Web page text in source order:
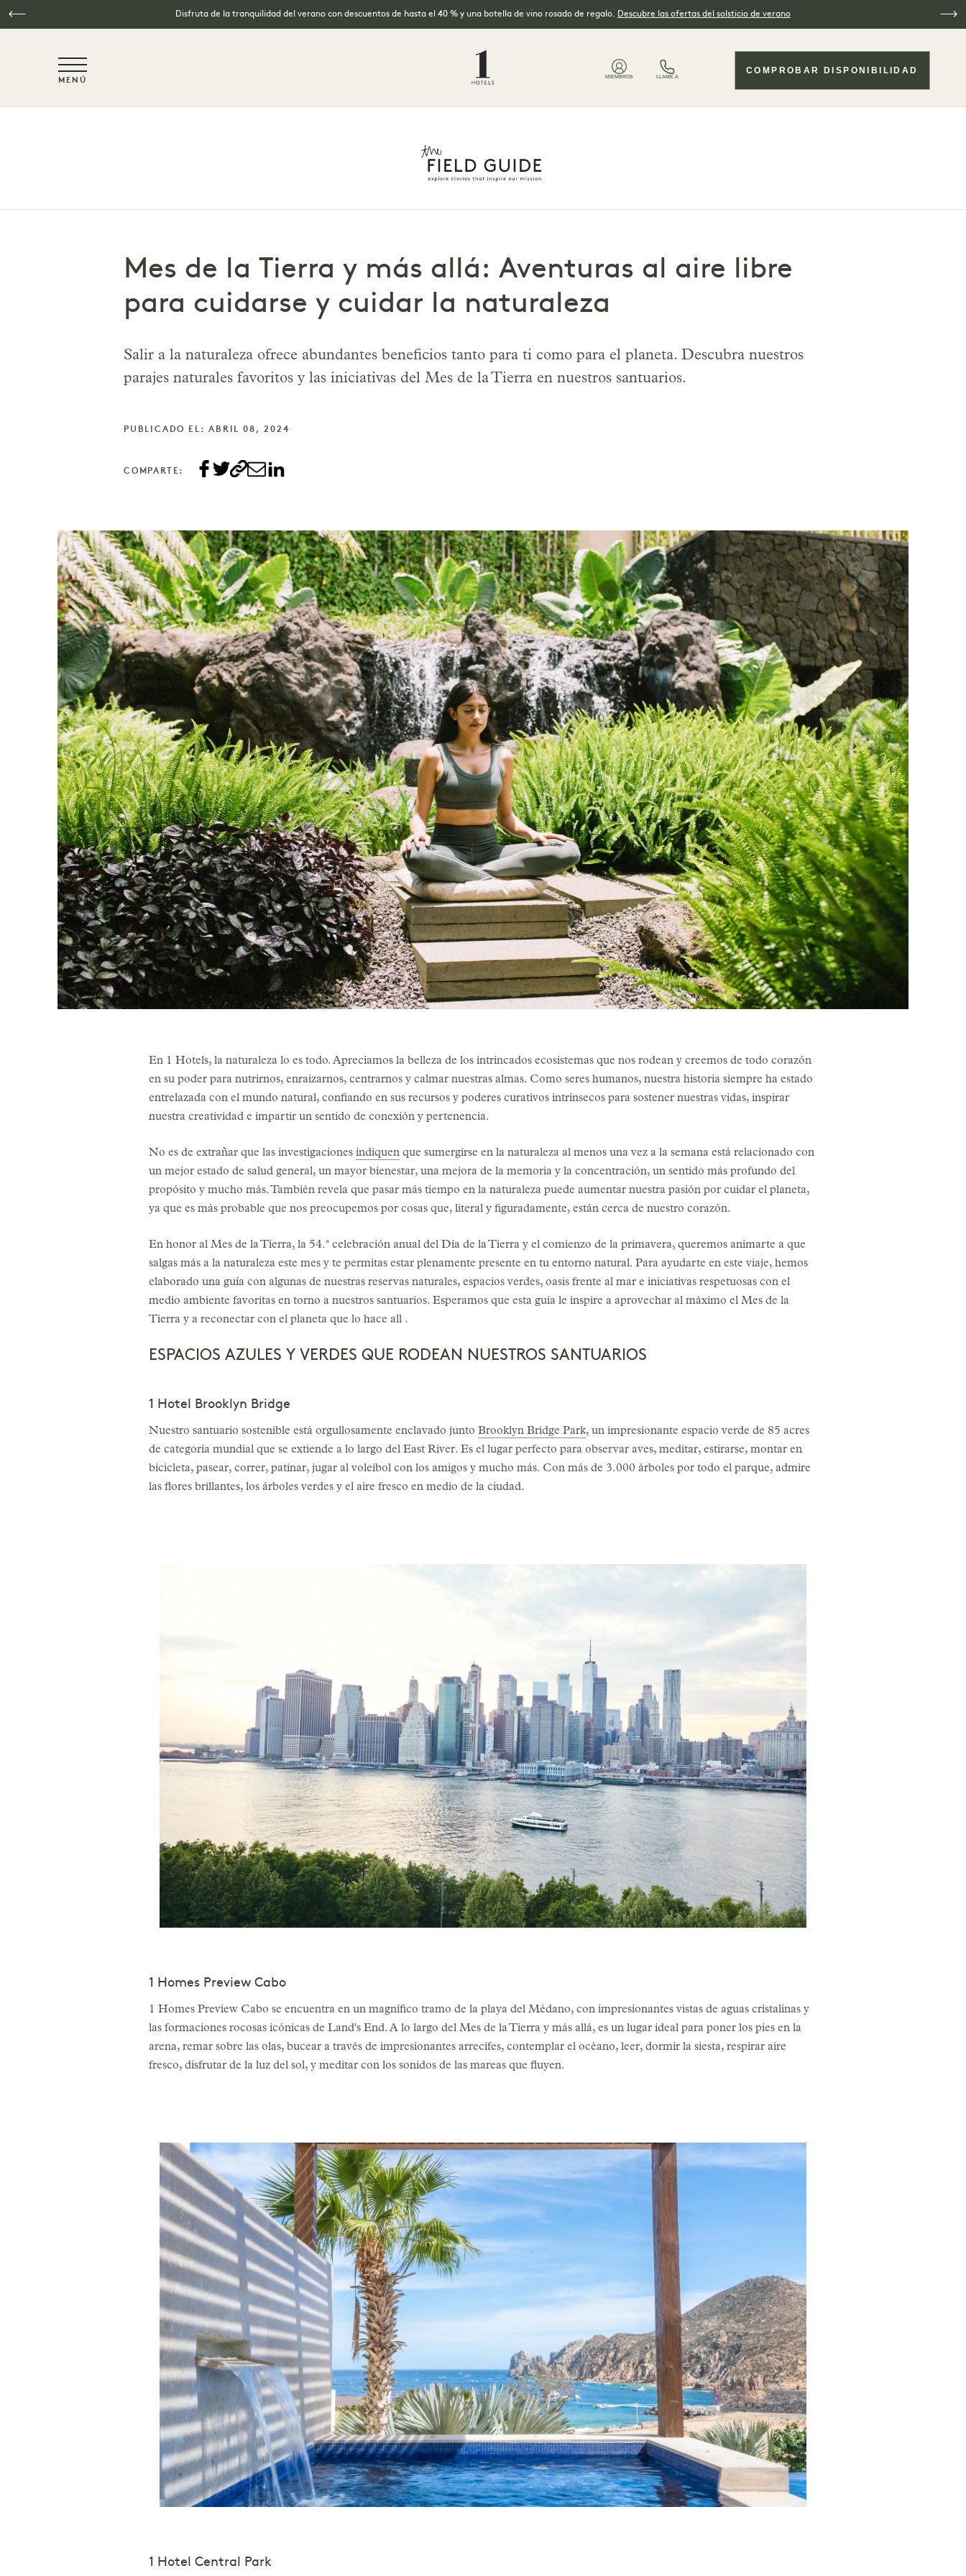
Disfruta de la tranquilidad del verano con descuentos de hasta el 40 % y una botella de vino rosado de regalo. Descubre las ofertas del solsticio de verano
NaN / 6
MENÚ MIEMBROS LLAME A
COMPROBAR DISPONIBILIDAD
Mes de la Tierra y más allá: Aventuras al aire libre
para cuidarse y cuidar la naturaleza
Salir a la naturaleza ofrece abundantes beneficios tanto para ti como para el planeta. Descubra nuestros
parajes naturales favoritos y las iniciativas del Mes de la Tierra en nuestros santuarios.
PUBLICADO EL: ABRIL 08, 2024
COMPARTE:
En 1 Hotels, la naturaleza lo es todo. Apreciamos la belleza de los intrincados ecosistemas que nos rodean y creemos de todo corazón
en su poder para nutrirnos, enraizarnos, centrarnos y calmar nuestras almas. Como seres humanos, nuestra historia siempre ha estado
entrelazada con el mundo natural, confiando en sus recursos y poderes curativos intrínsecos para sostener nuestras vidas, inspirar
nuestra creatividad e impartir un sentido de conexión y pertenencia.
No es de extrañar que las investigaciones indiquen que sumergirse en la naturaleza al menos una vez a la semana está relacionado con
un mejor estado de salud general, un mayor bienestar, una mejora de la memoria y la concentración, un sentido más profundo del
propósito y mucho más. También revela que pasar más tiempo en la naturaleza puede aumentar nuestra pasión por cuidar el planeta,
ya que es más probable que nos preocupemos por cosas que, literal y figuradamente, están cerca de nuestro corazón.
En honor al Mes de la Tierra, la 54.ª celebración anual del Día de la Tierra y el comienzo de la primavera, queremos animarte a que
salgas más a la naturaleza este mes y te permitas estar plenamente presente en tu entorno natural. Para ayudarte en este viaje, hemos
elaborado una guía con algunas de nuestras reservas naturales, espacios verdes, oasis frente al mar e iniciativas respetuosas con el
medio ambiente favoritas en torno a nuestros santuarios. Esperamos que esta guía le inspire a aprovechar al máximo el Mes de la
Tierra y a reconectar con el planeta que lo hace all .
ESPACIOS AZULES Y VERDES QUE RODEAN NUESTROS SANTUARIOS
1 Hotel Brooklyn Bridge
Nuestro santuario sostenible está orgullosamente enclavado junto Brooklyn Bridge Park, un impresionante espacio verde de 85 acres
de categoría mundial que se extiende a lo largo del East River. Es el lugar perfecto para observar aves, meditar, estirarse, montar en
bicicleta, pasear, correr, patinar, jugar al voleibol con los amigos y mucho más. Con más de 3.000 árboles por todo el parque, admire
las flores brillantes, los árboles verdes y el aire fresco en medio de la ciudad.
1 Homes Preview Cabo
1 Homes Preview Cabo se encuentra en un magnífico tramo de la playa del Médano, con impresionantes vistas de aguas cristalinas y
las formaciones rocosas icónicas de Land's End. A lo largo del Mes de la Tierra y más allá, es un lugar ideal para poner los pies en la
arena, remar sobre las olas, bucear a través de impresionantes arrecifes, contemplar el océano, leer, dormir la siesta, respirar aire
fresco, disfrutar de la luz del sol, y meditar con los sonidos de las mareas que fluyen.
1 Hotel Central Park